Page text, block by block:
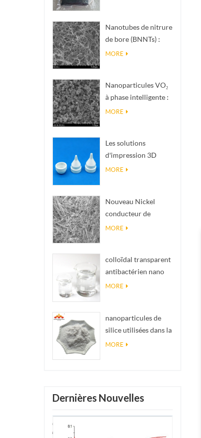
Nanotubes de nitrure
de bore (BNNTs) :
charges de
conductivité
thermique
MORE
Nanoparticules VO₂
à phase intelligente :
réponse thermique
MORE
Les solutions
d'impression 3D
céramique de
structures
impossibles en
réalité
MORE
Nouveau Nickel
conducteur de
matériel Nanowires
MORE
colloïdal transparent
antibactérien nano
argent colloïdal
MORE
nanoparticules de
silice utilisées dans la
résine époxyde,
MORE
Dernières Nouvelles